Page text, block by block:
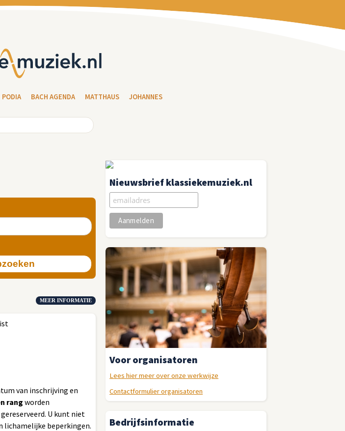
PODIA BACH AGENDA MATTHAUS JOHANNES
MEER INFORMATIE
van inschrijving en
rangworden
U kunt niet
lichamelijke beperkingen.
Nieuwsbrief klassiekemuziek.nl
Voor organisatoren
Lees hier meer over onze werkwijze
Contactformulier organisatoren
Bedrijfsinformatie